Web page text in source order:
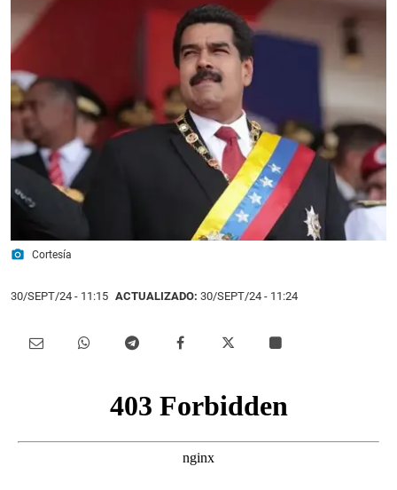
photo_camera Cortesía
30/SEPT/24 - 11:15 ACTUALIZADO: 30/SEPT/24 - 11:24